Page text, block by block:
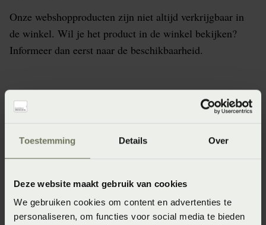
Toestemming Details Over
Deze website maakt gebruik van cookies
We gebruiken cookies om content en advertenties te
personaliseren, om functies voor social media te bieden
Onze webshopproducten zijn niet altijd verkrijgbaar in
de winkel. Wil je het product in de winkel bekijken?
Informeer dan eerst naar de beschikbaarheid.
Specificaties
SS2022